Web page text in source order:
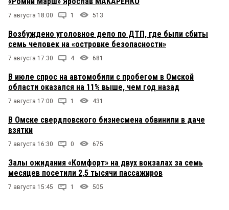
7 августа 18:00 1 513
Возбуждено уголовное дело по ДТП, где были сбиты
семь человек на «островке безопасности»
7 августа 17:30 4 681
В июле спрос на автомобили с пробегом в Омской
области оказался на 11% выше, чем год назад
7 августа 17:00 1 431
В Омске свердловского бизнесмена обвинили в даче
взятки
7 августа 16:30 0 675
Залы ожидания «Комфорт» на двух вокзалах за семь
месяцев посетили 2,5 тысячи пассажиров
7 августа 15:45 1 505